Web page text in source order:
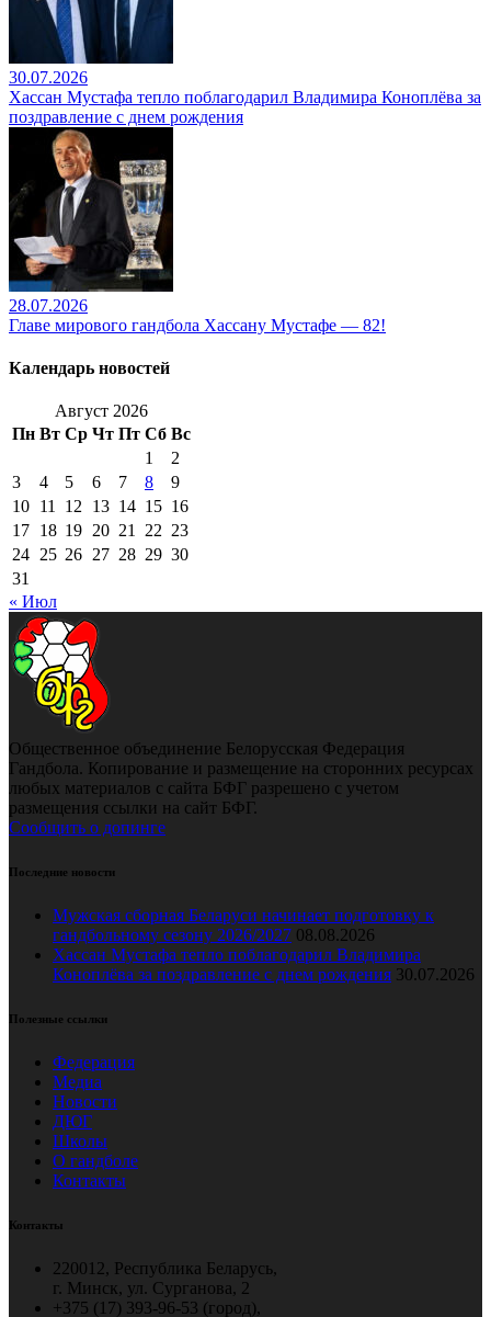
30.07.2026
Хассан Мустафа тепло поблагодарил Владимира Коноплёва за
поздравление с днем рождения
28.07.2026
Главе мирового гандбола Хассану Мустафе — 82!
Календарь новостей
Август 2026
Пн Вт Ср Чт Пт Сб Вс
1
2
3
4 5 6 7 8
9
10 11 12 13 14 15 16
17 18 19 20 21 22 23
24 25 26 27 28 29 30
31
« Июл
Общественное объединение Белорусская Федерация
Гандбола. Копирование и размещение на сторонних ресурсах
любых материалов с сайта БФГ разрешено с учетом
размещения ссылки на сайт БФГ.
Сообщить о допинге
Последние новости
Мужская сборная Беларуси начинает подготовку к
гандбольному сезону 2026/2027 08.08.2026
Хассан Мустафа тепло поблагодарил Владимира
Коноплёва за поздравление с днем рождения 30.07.2026
Полезные ссылки
Федерация
Медиа
Новости
ДЮГ
Школы
О гандболе
Контакты
Контакты
220012, Республика Беларусь,
г. Минск, ул. Сурганова, 2
+375 (17) 393-96-53 (город),